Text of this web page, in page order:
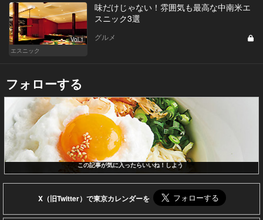
Vol.1
エスニック
味だけじゃない！雰囲気も最高な中南米エ
スニック3選
グルメ
フォローする
この記事が気に入ったらいいね！しよう
X（旧Twitter）で東京カレンダーを